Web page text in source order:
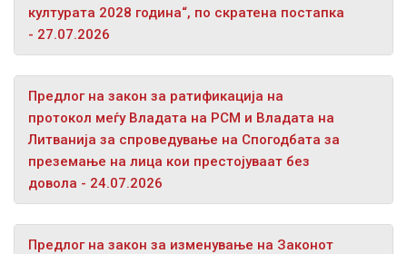
културата 2028 година“, по скратена постапка
- 27.07.2026
Предлог на закон за ратификација на
протокол меѓу Владата на РСМ и Владата на
Литванија за спроведување на Спогодбата за
преземање на лица кои престојуваат без
довола - 24.07.2026
Предлог на закон за изменување на Законот